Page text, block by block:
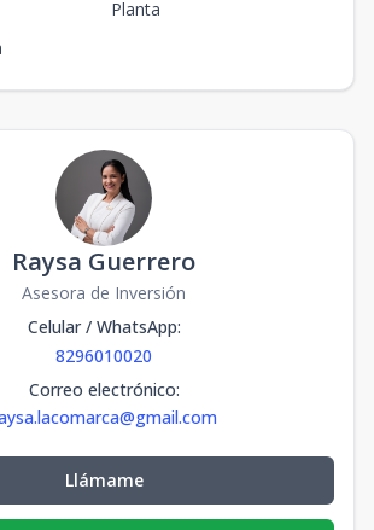
Planta
Raysa Guerrero
Asesora de Inversión
Celular / WhatsApp:
8296010020
Correo electrónico:
Llámame